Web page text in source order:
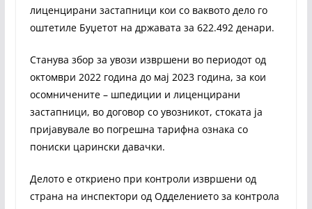
лиценцирани застапници кои со ваквото дело го
оштетиле Буџетот на државата за 622.492 денари.
Станува збор за увози извршени во периодот од
октомври 2022 година до мај 2023 година, за кои
осомничените – шпедиции и лиценцирани
застапници, во договор со увозникот, стоката ја
пријавувале во погрешна тарифна ознака со
пониски царински давачки.
Делото е откриено при контроли извршени од
страна на инспектори од Одделението за контрола